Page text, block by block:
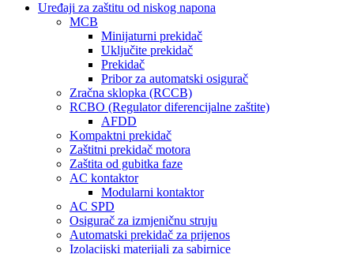
Uređaji za zaštitu od niskog napona
MCB
Minijaturni prekidač
Uključite prekidač
Prekidač
Pribor za automatski osigurač
Zračna sklopka (RCCB)
RCBO (Regulator diferencijalne zaštite)
AFDD
Kompaktni prekidač
Zaštitni prekidač motora
Zaštita od gubitka faze
AC kontaktor
Modularni kontaktor
AC SPD
Osigurač za izmjeničnu struju
Automatski prekidač za prijenos
Izolacijski materijali za sabirnice